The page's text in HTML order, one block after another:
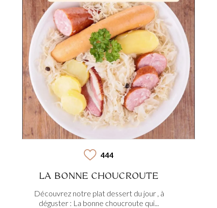
444
LA BONNE CHOUCROUTE
Découvrez notre plat dessert du jour , à
déguster : La bonne choucroute qui...